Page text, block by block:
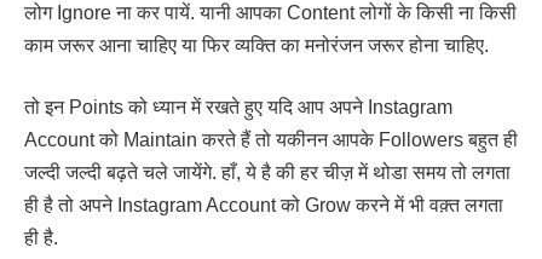
लोग Ignore ना कर पायें. यानी आपका Content लोगों के किसी ना किसी
काम जरूर आना चाहिए या फिर व्यक्ति का मनोरंजन जरूर होना चाहिए.
तो इन Points को ध्यान में रखते हुए यदि आप अपने Instagram
Account को Maintain करते हैं तो यकीनन आपके Followers बहुत ही
जल्दी जल्दी बढ़ते चले जायेंगे. हाँ, ये है की हर चीज़ में थोडा समय तो लगता
ही है तो अपने Instagram Account को Grow करने में भी वक़्त लगता
ही है.